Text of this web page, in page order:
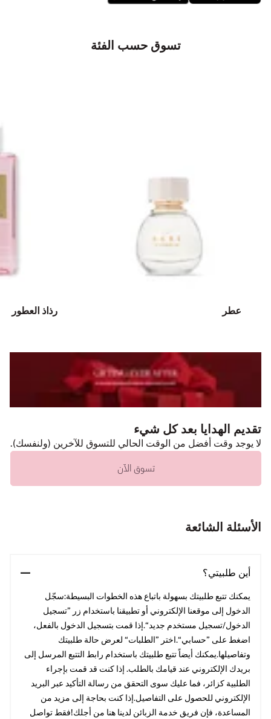
تسوق حسب الفئة
عطر رذاذ العطور
تقديم الهدايا بعد كل شيء
لا يوجد وقت أفضل من الوقت الحالي للتسوق للآخرين (ولنفسك).
تسوق الآن
الأسئلة الشائعة
أين طلبيتي؟
يمكنك تتبع طلبيتك بسهولة باتباع هذه الخطوات البسيطة:سجّل
الدخول إلى موقعنا الإلكتروني أو تطبيقنا باستخدام زر ”تسجيل
الدخول/تسجيل مستخدم جديد“.إذا قمت بتسجيل الدخول بالفعل،
اضغط على ”حسابي“.اختر ”الطلبات“ لعرض حالة طلبيتك
وتفاصيلها.يمكنك أيضاً تتبع طلبيتك باستخدام رابط التتبع المرسل إلى
بريدك الإلكتروني عند قيامك بالطلب. إذا كنت قد قمت بإجراء
الطلبية كزائر، فما عليك سوى التحقق من رسالة التأكيد عبر البريد
الإلكتروني للحصول على التفاصيل.إذا كنت بحاجة إلى مزيد من
المساعدة، فإن فريق خدمة الزبائن لدينا هنا من أجلك!فقط تواصل